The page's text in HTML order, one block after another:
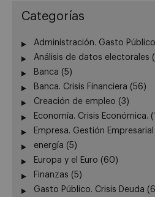
Categorías
Administración. Gasto Público
Análisis de datos electorales
Banca (5)
Banca. Crisis Financiera (56)
Creación de empleo (3)
Economía. Crisis Económica.
Empresa. Gestión Empresarial
energía (5)
Europa y el Euro (60)
Finanzas (5)
Gasto Público. Crisis Deuda